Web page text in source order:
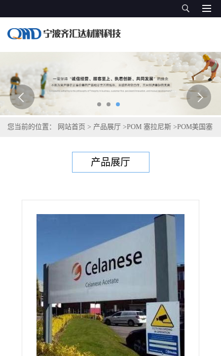
您当前的位置： 网站首页 > 产品展厅 >POM 塞拉尼斯 >POM美国塞
产品展厅